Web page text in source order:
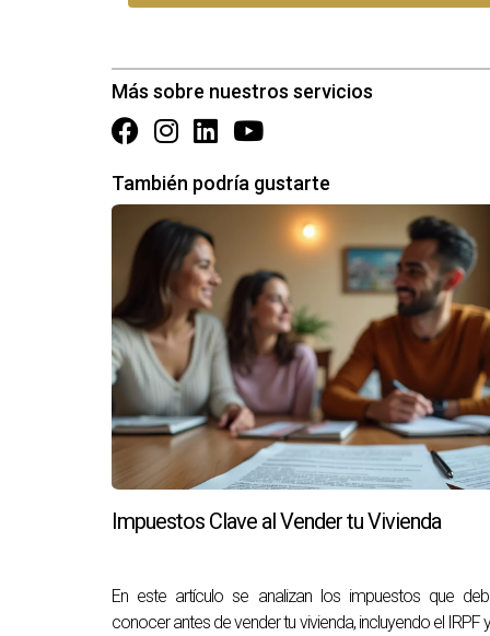
COLABORACIÓN CON
La venta de una casa puede ser un proceso
significativa. Un agente inmobiliario con un
negociaciones.
Consideraciones para elegir un
Es fundamental elegir a un agente que
testimonios de clientes anteriores. Una
CASOS DE ÉXITO
Más sobre nuestros servicios
También podría gustarte
Impuestos Clave al Vender tu Vivienda
En este artículo se analizan los impuestos que
conocer antes de vender tu vivienda, incluyendo el IRPF